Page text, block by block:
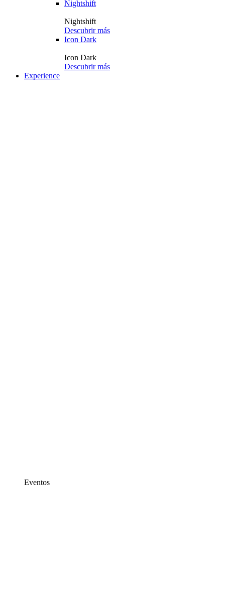
Nightshift
Nightshift
Descubrir más
Icon Dark
Icon Dark
Descubrir más
Experience
Eventos